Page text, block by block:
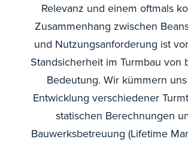
Relevanz und einem oftmals
Zusammenhang zwischen
und Nutzungsanforderung ist
Standsicherheit im Turmbau von
Bedeutung. Wir kümmern
Entwicklung verschiedener
statischen Berechnungen
Bauwerksbetreuung (Lifetime